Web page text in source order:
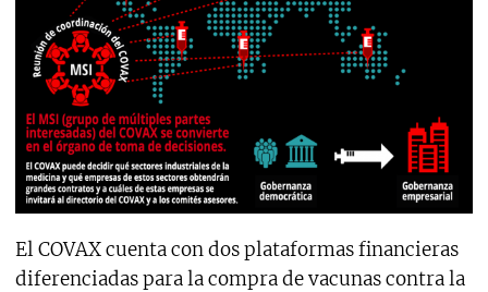
El COVAX cuenta con dos plataformas financieras
diferenciadas para la compra de vacunas contra la